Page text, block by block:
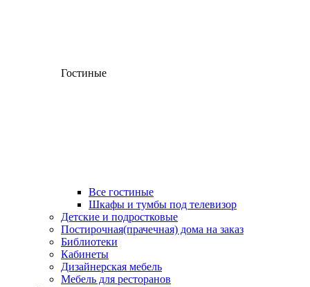
Гостиные
Все гостиные
Шкафы и тумбы под телевизор
Детские и подростковые
Постирочная(прачечная) дома на заказ
Библиотеки
Кабинеты
Дизайнерская мебель
Мебель для ресторанов